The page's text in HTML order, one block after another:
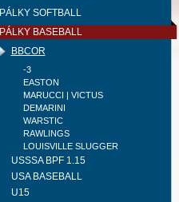
PÁLKY SOFTBALL
PÁLKY BASEBALL
BBCOR
-3
EASTON
MARUCCI | VICTUS
DEMARINI
WARSTIC
RAWLINGS
LOUISVILLE SLUGGER
USSSA BPF 1.15
USA BASEBALL
U15